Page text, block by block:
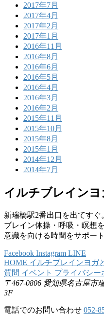
2017年7月
2017年4月
2017年2月
2017年1月
2016年11月
2016年8月
2016年6月
2016年5月
2016年4月
2016年3月
2016年2月
2015年11月
2015年10月
2015年8月
2015年1月
2014年12月
2014年7月
イルチブレインヨ
新瑞橋駅2番出口を出てすぐ
ブレイン体操・呼吸・瞑想
意識を向ける時間をサポート
Facebook Instagram LINE
HOME イルチブレインヨガ
質問 イベント プライバシー
〒467-0806 愛知県名古屋市
3F
電話でのお問い合わせ 052-